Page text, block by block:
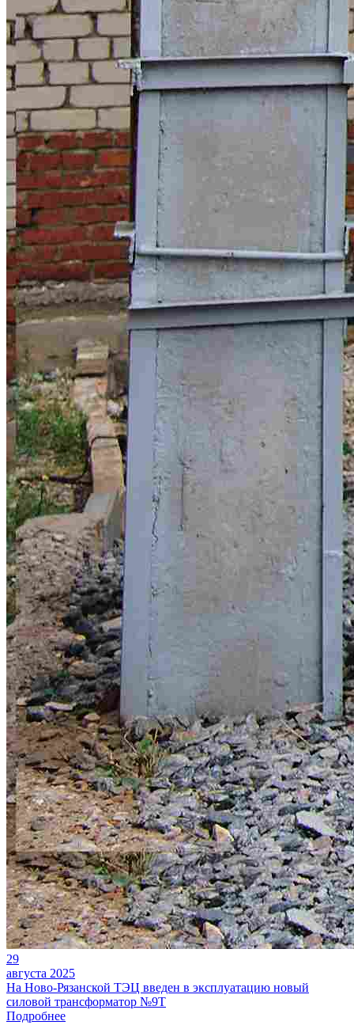
29
августа 2025
На Ново-Рязанской ТЭЦ введен в эксплуатацию новый
силовой трансформатор №9Т
Подробнее